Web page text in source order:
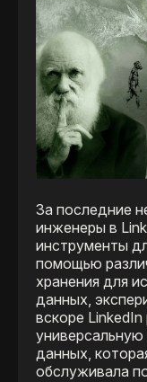
За последние
инженеры в
инструменты
помощью
хранения для
данных,
вскоре
данных,
обслуживала